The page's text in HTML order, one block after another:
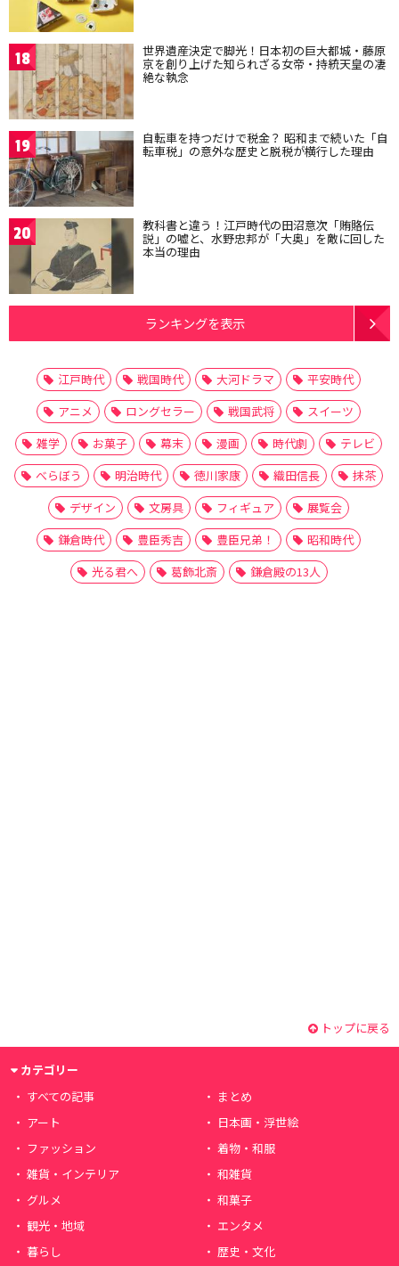
18 世界遺産決定で脚光！日本初の巨大都城・藤原
京を創り上げた知られざる女帝・持統天皇の凄
絶な執念
19 自転車を持つだけで税金？ 昭和まで続いた「自
転車税」の意外な歴史と脱税が横行した理由
20 教科書と違う！江戸時代の田沼意次「賄賂伝
説」の嘘と、水野忠邦が「大奥」を敵に回した
本当の理由
ランキングを表示
江戸時代 戦国時代 大河ドラマ
平安時代
アニメ
ロングセラー 戦国武将
スイーツ
雑学
お菓子 幕末 漫画 時代劇
テレビ
べらぼう
明治時代 徳川家康 織田信長
抹茶
デザイン
文房具 フィギュア
展覧会
鎌倉時代
豊臣秀吉 豊臣兄弟！
昭和時代
光る君へ
葛飾北斎 鎌倉殿の13人
トップに戻る
カテゴリー
すべての記事
まとめ
アート
日本画・浮世絵
ファッション
着物・和服
雑貨・インテリア
和雑貨
グルメ
和菓子
観光・地域
エンタメ
暮らし
歴史・文化